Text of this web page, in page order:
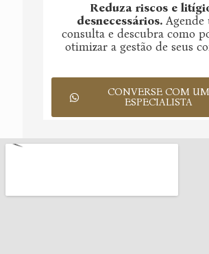
Reduza riscos e
desnecessários. Agende
consulta e descubra como
otimizar a gestão de seus
CONVERSE COM UM
ESPECIALISTA